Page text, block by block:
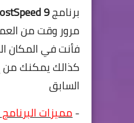
برنامج9
مرور وقت من
كذالك يمكنك من
السابق
-مميزات